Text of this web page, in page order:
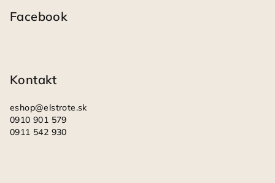
Facebook
Kontakt
eshop@elstrote.sk
0910 901 579
0911 542 930